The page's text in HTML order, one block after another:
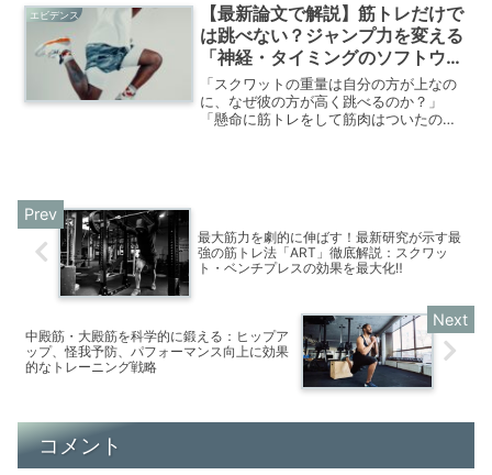
エビデンス
【最新論文で解説】筋トレだけで
は跳べない？ジャンプ力を変える
「神経・タイミングのソフトウェ
ア」の正体
「スクワットの重量は自分の方が上なの
に、なぜ彼の方が高く跳べるのか？」
「懸命に筋トレをして筋肉はついたの
最大筋力を劇的に伸ばす！最新研究が示す最
強の筋トレ法「ART」徹底解説：スクワッ
ト・ベンチプレスの効果を最大化‼
中殿筋・大殿筋を科学的に鍛える：ヒップア
ップ、怪我予防、パフォーマンス向上に効果
的なトレーニング戦略
コメント